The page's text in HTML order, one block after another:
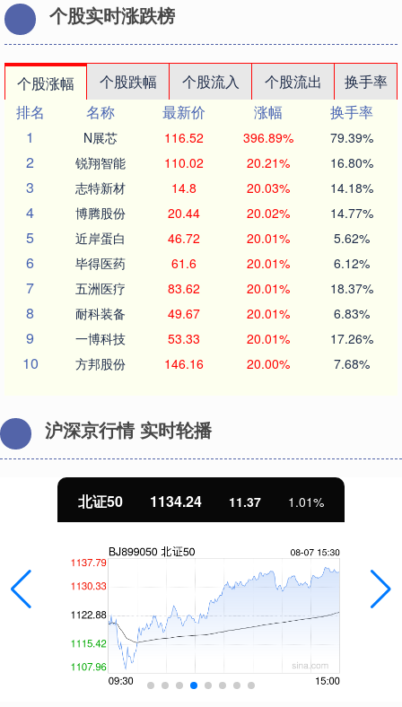
个股实时涨跌榜
个股涨幅 个股跌幅 个股流入 个股流出
换手率
排名
名称 最新价 涨幅
换手率
1
N展芯 116.52 396.89% 79.39%
2 锐翔智能 110.02 20.21% 16.80%
3 志特新材 14.8 20.03% 14.18%
4 博腾股份 20.44 20.02% 14.77%
5 近岸蛋白 46.72 20.01% 5.62%
6 毕得医药 61.6 20.01% 6.12%
7 五洲医疗 83.62 20.01% 18.37%
8 耐科装备 49.67 20.01% 6.83%
9 一博科技 53.33 20.01% 17.26%
10 方邦股份 146.16 20.00% 7.68%
沪深京行情 实时轮播
北证50 1134.24 11.37 1.01%